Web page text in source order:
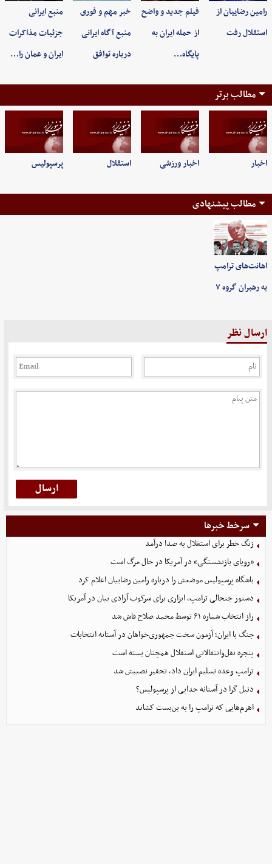
رامین رضاییان از
استقلال رفت
فیلم جدید و واضح
از حمله ایران به
پایگاه…
خبر مهم و فوری
منبع آگاه ایرانی
درباره توافق
منبع ایرانی
جزئیات مذاکرات
ایران و عمان را…
مطالب برتر
اخبار اخبار ورزشی استقلال پرسپولیس
مطالب پیشنهادی
اهانت‌های ترامپ
به رهبران گروه ۷
ارسال نظر
سرخط خبرها
زنگ خطر برای استقلال به صدا درآمد
«رویای بازنشستگی» در آمریکا در حال مرگ است
باشگاه پرسپولیس موضعش را درباره رامین رضاییان اعلام کرد
دستور جنجالی ترامپ، ابزاری برای سرکوب آزادی بیان در آمریکا
راز انتخاب شماره ۶۱ توسط محمد صلاح فاش شد
جنگ با ایران؛ آزمون سخت جمهوری‌خواهان در آستانه انتخابات
پنجره نقل‌وانتقالاتی استقلال همچنان بسته است
ترامپ وعده تسلیم ایران داد، تحقیر نصیبش شد
دنیل گرا در آستانه جدایی از پرسپولیس؟
اهرم‌هایی که ترامپ را به بن‌بست کشاند